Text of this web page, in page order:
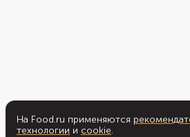
На Food.ru применяются
технологии и cookie.